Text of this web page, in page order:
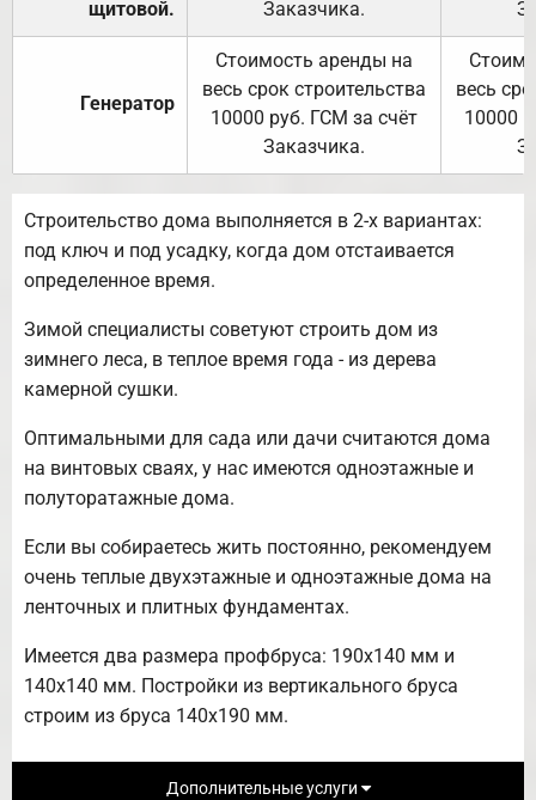
щитовой.
Заказчика.
Генератор
Стоимость аренды на
весь срок строительства
10000 руб. ГСМ за счёт
Заказчика.
весь
10000
Строительство дома выполняется в 2-х вариантах:
под ключ и под усадку, когда дом отстаивается
определенное время.
Зимой специалисты советуют строить дом из
зимнего леса, в теплое время года - из дерева
камерной сушки.
Оптимальными для сада или дачи считаются дома
на винтовых сваях, у нас имеются одноэтажные и
полуторатажные дома.
Если вы собираетесь жить постоянно, рекомендуем
очень теплые двухэтажные и одноэтажные дома на
ленточных и плитных фундаментах.
Имеется два размера профбруса: 190х140 мм и
140х140 мм. Постройки из вертикального бруса
строим из бруса 140х190 мм.
Дополнительные услуги